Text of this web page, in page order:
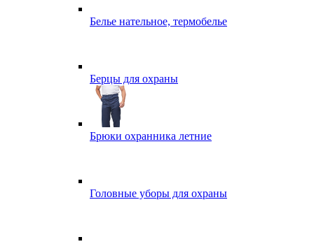
Белье нательное, термобелье
Берцы для охраны
Брюки охранника летние
Головные уборы для охраны